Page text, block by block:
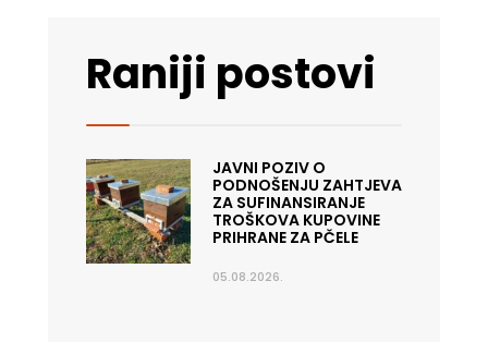
Raniji postovi
JAVNI POZIV O
PODNOŠENJU ZAHTJEVA
ZA SUFINANSIRANJE
TROŠKOVA KUPOVINE
PRIHRANE ZA PČELE
05.08.2026.